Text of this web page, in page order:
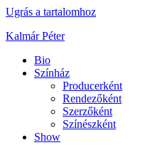
Ugrás a tartalomhoz
Kalmár Péter
Bio
Színház
Producerként
Rendezőként
Szerzőként
Színészként
Show